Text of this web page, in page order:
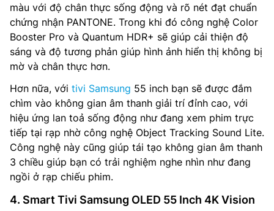
màu với độ chân thực sống động và rõ nét đạt chuẩn
chứng nhận PANTONE. Trong khi đó công nghệ Color
Booster Pro và Quantum HDR+ sẽ giúp cải thiện độ
sáng và độ tương phản giúp hình ảnh hiển thị không bị
mờ và chân thực hơn.
Hơn nữa, với tivi Samsung 55 inch bạn sẽ được đắm
chìm vào không gian âm thanh giải trí đỉnh cao, với
hiệu ứng lan toả sống động như đang xem phim trực
tiếp tại rạp nhờ công nghệ Object Tracking Sound Lite.
Công nghệ này cũng giúp tái tạo không gian âm thanh
3 chiều giúp bạn có trải nghiệm nghe nhìn như đang
ngồi ở rạp chiếu phim.
4. Smart Tivi Samsung OLED 55 Inch 4K Vision